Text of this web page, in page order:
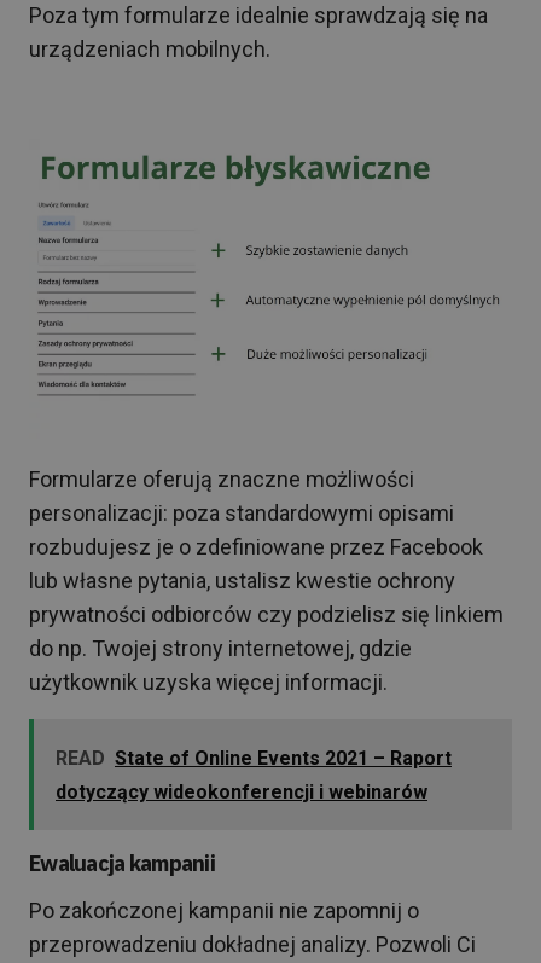
Poza tym formularze idealnie sprawdzają się na
urządzeniach mobilnych.
Formularze oferują znaczne możliwości
personalizacji: poza standardowymi opisami
rozbudujesz je o zdefiniowane przez Facebook
lub własne pytania, ustalisz kwestie ochrony
prywatności odbiorców czy podzielisz się linkiem
do np. Twojej strony internetowej, gdzie
użytkownik uzyska więcej informacji.
READ State of Online Events 2021 – Raport
dotyczący wideokonferencji i webinarów
Ewaluacja kampanii
Po zakończonej kampanii nie zapomnij o
przeprowadzeniu dokładnej analizy. Pozwoli Ci